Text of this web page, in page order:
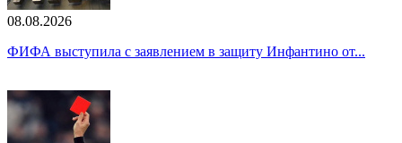
08.08.2026
ФИФА выступила с заявлением в защиту Инфантино от...